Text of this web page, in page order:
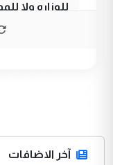
للوزاره ولا
الاستماع
جنسية
ابا فرات ...
آخر الاضافات